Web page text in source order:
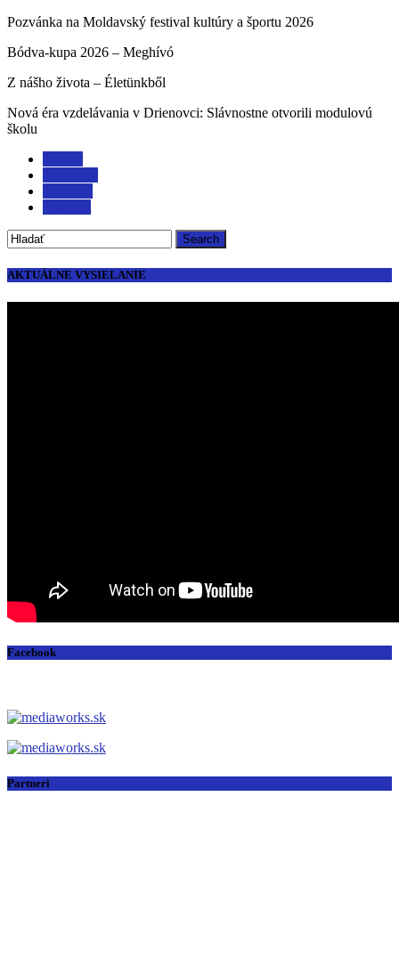
Pozvánka na Moldavský festival kultúry a športu 2026
Bódva-kupa 2026 – Meghívó
Z nášho života – Életünkből
Nová éra vzdelávania v Drienovci: Slávnostne otvorili modulovú
školu
AKTUÁLNE VYSIELANIE
Facebook
Partneri